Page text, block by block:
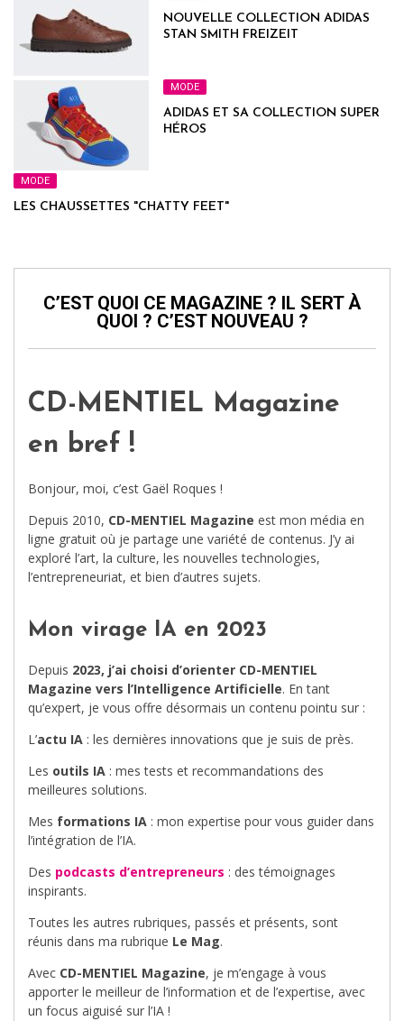
NOUVELLE COLLECTION ADIDAS
STAN SMITH FREIZEIT
MODE
ADIDAS ET SA COLLECTION SUPER
HÉROS
MODE
LES CHAUSSETTES "CHATTY FEET"
C’EST QUOI CE MAGAZINE ? IL SERT À
QUOI ? C’EST NOUVEAU ?
CD-MENTIEL Magazine
en bref !
Bonjour, moi, c’est Gaël Roques !
Depuis 2010, CD-MENTIEL Magazine est mon média en
ligne gratuit où je partage une variété de contenus. J’y ai
exploré l’art, la culture, les nouvelles technologies,
l’entrepreneuriat, et bien d’autres sujets.
Mon virage IA en 2023
Depuis 2023, j’ai choisi d’orienter CD-MENTIEL
Magazine vers l’Intelligence Artificielle. En tant
qu’expert, je vous offre désormais un contenu pointu sur :
L’actu IA : les dernières innovations que je suis de près.
Les outils IA : mes tests et recommandations des
meilleures solutions.
Mes formations IA : mon expertise pour vous guider dans
l’intégration de l’IA.
Des podcasts d’entrepreneurs : des témoignages
inspirants.
Toutes les autres rubriques, passés et présents, sont
réunis dans ma rubrique Le Mag.
Avec CD-MENTIEL Magazine, je m’engage à vous
apporter le meilleur de l’information et de l’expertise, avec
un focus aiguisé sur l’IA !